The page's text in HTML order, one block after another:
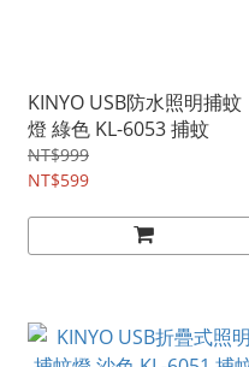
KINYO USB防水照明捕蚊
燈 綠色 KL-6053 捕蚊
NT$999
NT$599